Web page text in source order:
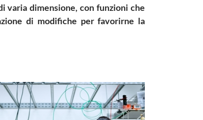
varia dimensione, con funzioni che
di modifiche per favorirne la